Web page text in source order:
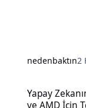
nedenbaktın2
Yapay
ve AMD İçin